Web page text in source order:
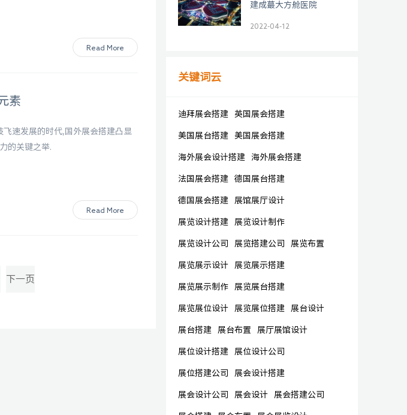
Read More
素
飞速发展的时代,国外展会搭建凸显
的关键之举.
Read More
下一页
建成蕞大方舱医院
2022-04-12
关键词云
迪拜展会搭建 英国展会搭建
美国展台搭建 美国展会搭建
海外展会设计搭建 海外展会搭建
法国展会搭建 德国展台搭建
德国展会搭建 展馆展厅设计
展览设计搭建 展览设计制作
展览设计公司 展览搭建公司 展览布置
展览展示设计 展览展示搭建
展览展示制作 展览展台搭建
展览展位设计 展览展位搭建 展台设计
展台搭建 展台布置 展厅展馆设计
展位设计搭建 展位设计公司
展位搭建公司 展会设计搭建
展会设计公司 展会设计 展会搭建公司